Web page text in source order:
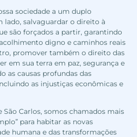
sociedade a um duplo
lado, salvaguardar o direito à
são forçados a partir, garantindo
digno e caminhos reais
promover também o direito das
em sua terra em paz, segurança e
as causas profundas das
as injustiças econômicas e
São Carlos, somos chamados mais
para habitar as novas
humana e das transformações